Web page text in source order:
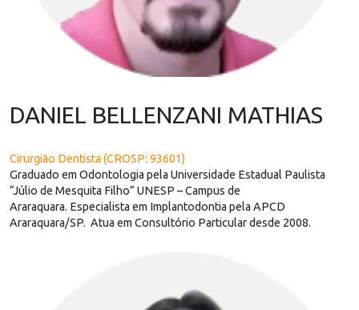
DANIEL BELLENZANI MATHIAS
Cirurgião Dentista (CROSP: 93601)
Graduado em Odontologia pela Universidade Estadual Paulista
“Júlio de Mesquita Filho” UNESP – Campus de
Araraquara. Especialista em Implantodontia pela APCD
Araraquara/SP. Atua em Consultório Particular desde 2008.